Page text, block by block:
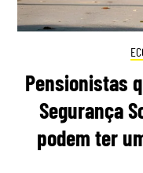
Pensionistas
Segurança
podem ter